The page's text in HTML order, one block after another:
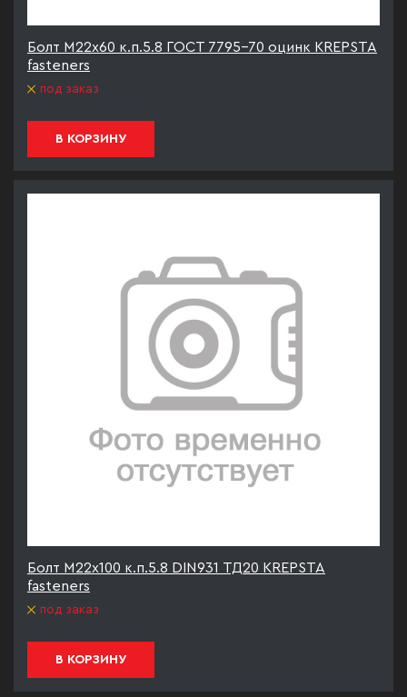
Болт М22х60 к.п.5.8 ГОСТ 7795-70 оцинк KREPSTA
fasteners
под заказ
В КОРЗИНУ
Болт М22х100 к.п.5.8 DIN931 ТД20 KREPSTA
fasteners
под заказ
В КОРЗИНУ